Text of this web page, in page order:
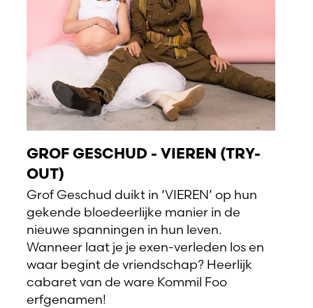
GROF GESCHUD - VIEREN (TRY-
OUT)
Grof Geschud duikt in ‘VIEREN’ op hun
gekende bloedeerlijke manier in de
nieuwe spanningen in hun leven.
Wanneer laat je je exen-verleden los en
waar begint de vriendschap? Heerlijk
cabaret van de ware Kommil Foo
erfgenamen!